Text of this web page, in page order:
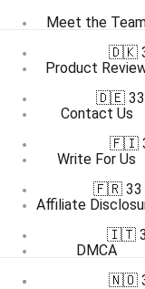
Meet the
Product
Contact Us
Write For Us
Affiliate
DMCA
🇩🇰
🇩🇪 33
🇫🇮
🇫🇷 33
🇮🇹
🇳🇴